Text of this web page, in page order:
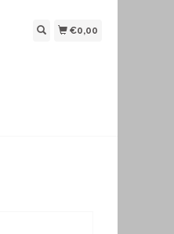
€0,00